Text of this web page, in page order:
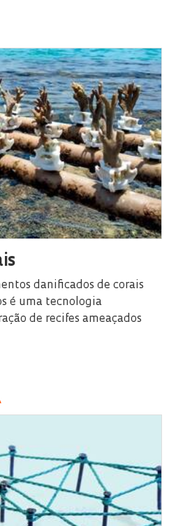
danificados de corais
é uma tecnologia
de recifes ameaçados